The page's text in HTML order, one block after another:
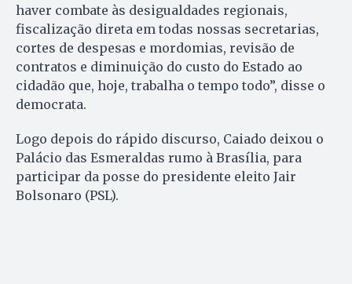
haver combate às desigualdades regionais,
fiscalização direta em todas nossas secretarias,
cortes de despesas e mordomias, revisão de
contratos e diminuição do custo do Estado ao
cidadão que, hoje, trabalha o tempo todo”, disse o
democrata.
Logo depois do rápido discurso, Caiado deixou o
Palácio das Esmeraldas rumo à Brasília, para
participar da posse do presidente eleito Jair
Bolsonaro (PSL).